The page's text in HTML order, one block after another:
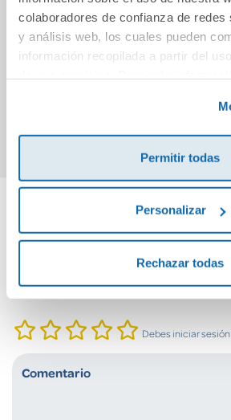
colaboradores de confianza de
y análisis web, los cuales pueden
información recopilada a partir del
Permitir todas
Personalizar
Rechazar todas
Descubre la
Antigua Roma
5,95€
Los
Cuéntanos tu
Debes iniciar